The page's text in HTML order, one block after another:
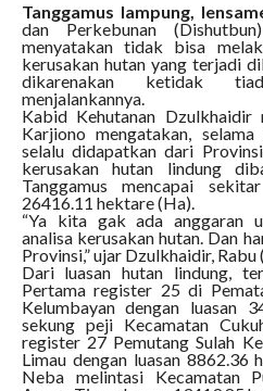
Tanggamus lampung,
dan Perkebunan
menyatakan tidak bisa
kerusakan hutan yang terjadi
dikarenakan ketidak
menjalankannya.
Kabid Kehutanan
Karjiono mengatakan,
selalu didapatkan dari
kerusakan hutan lindung
Tanggamus mencapai
26416.11 hektare (Ha).
“Ya kita gak ada anggaran
analisa kerusakan hutan. Dan
Provinsi,” ujar Dzulkhaidir, Rabu
Dari luasan hutan lindung,
Pertama register 25 di
Kelumbayan dengan luasan
sekung peji Kecamatan
register 27 Pemutang Sulah
Limau dengan luasan
Neba melintasi Kecamatan